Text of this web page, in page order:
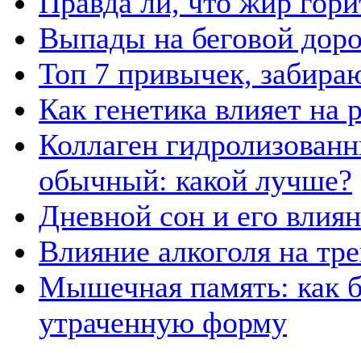
Выпады на беговой
Топ 7 привычек,
Как генетика влияет
Коллаген
обычный: какой лучше?
Дневной сон и его
Влияние алкоголя на
Мышечная память: как
утраченную форму